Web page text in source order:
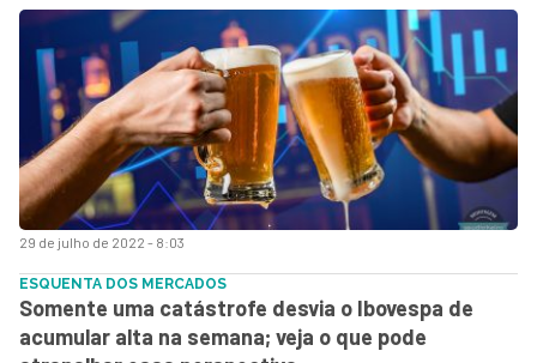
29 de julho de 2022 - 8:03
ESQUENTA DOS MERCADOS
Somente uma catástrofe desvia o Ibovespa de
acumular alta na semana; veja o que pode